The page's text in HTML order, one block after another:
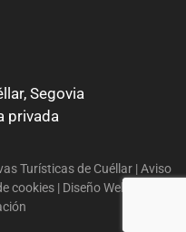
Segovia
privada
Turísticas de Cuéllar | Aviso
cookies | Diseño Web: